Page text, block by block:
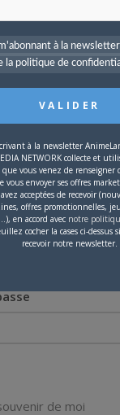
connecterpour
ou
de moi
à la
la politique de
à la newsletter
NETWORK collecte et
que vous venez de renseigner
vous envoyer ses offres
acceptées de recevoir
offres promotionnelles,
en accord avec notre
cocher la cases ci-dessus
recevoir notre newsletter.